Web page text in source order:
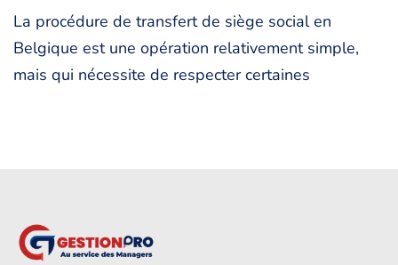
La procédure de transfert de siège social en
Belgique est une opération relativement simple,
mais qui nécessite de respecter certaines